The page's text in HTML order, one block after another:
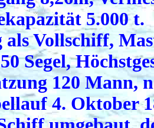
5.000 t.
als Vollschiff,
Segel,
120 Mann,
4. Oktober